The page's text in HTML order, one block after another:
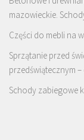
mazowieckie.
Części do mebli na
Sprzątanie przed
przedświątecznym
Schody zabiegowe